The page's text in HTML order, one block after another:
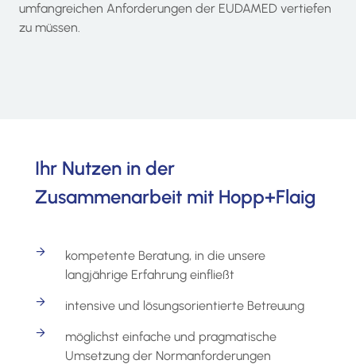
umfangreichen Anforderungen der EUDAMED vertiefen
zu müssen.
Ihr Nutzen in der
Zusammenarbeit mit Hopp+Flaig
kompetente Beratung, in die unsere
langjährige Erfahrung einfließt
intensive und lösungsorientierte Betreuung
möglichst einfache und pragmatische
Umsetzung der Normanforderungen